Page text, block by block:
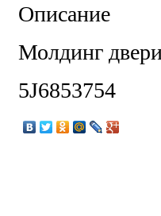
Описание
Молдинг
5J6853754